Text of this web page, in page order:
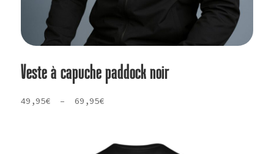
Veste à capuche paddock noir
49,95€ – 69,95€Plage
49,95€